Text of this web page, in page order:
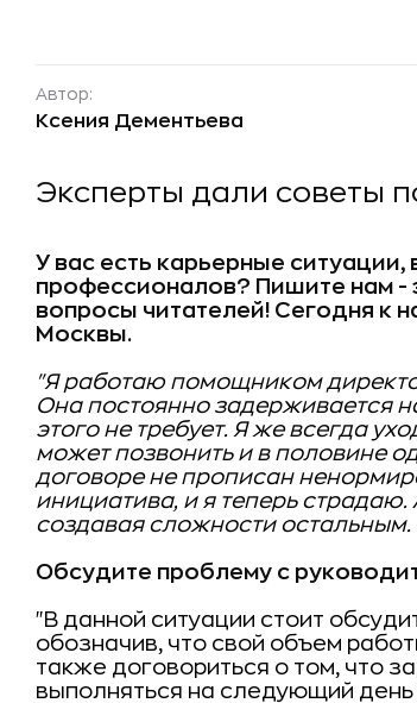
Автор:
Ксения Дементьева
Эксперты дали советы
У вас есть карьерные
профессионалов? Пишите нам -
вопросы читателей! Сегодня к
Москвы.
"Я работаю помощником
Она постоянно задерживается
этого не требует. Я же всегда
может позвонить и в половине
договоре не прописан
инициатива, и я теперь
создавая сложности остальным.
Обсудите проблему с
"В данной ситуации стоит
обозначив, что свой объем
также договориться о том, что
выполняться на следующий